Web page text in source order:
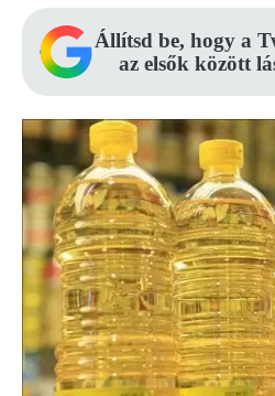
Állítsd be, hogy a
az elsők között